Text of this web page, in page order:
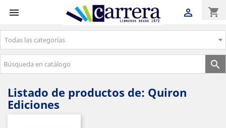
 shopping_cart

Envíos gratuitos a partir de 50€
Todas las categorías

Listado de productos de: Quiron
Ediciones